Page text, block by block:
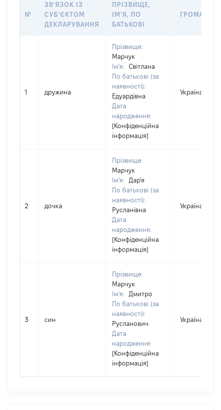
№
ЗВ'ЯЗОК ІЗ
СУБ'ЄКТОМ
ДЕКЛАРУВАННЯ
ПРІЗВИЩЕ,
ІМ'Я, ПО
БАТЬКОВІ
1 дружина
Прізвище:
Марчук
Ім'я:
Світлана
По батькові (за
наявності):
Едуардівна
Дата
народження:
[Конфіденційна
інформація]
Україна
2 дочка
Прізвище:
Марчук
Ім'я:
Дар'я
По батькові (за
наявності):
Русланівна
Дата
народження:
[Конфіденційна
інформація]
Україна
3 син
Прізвище:
Марчук
Ім'я:
Дмитро
По батькові (за
наявності):
Русланович
Дата
народження:
[Конфіденційна
інформація]
Україна